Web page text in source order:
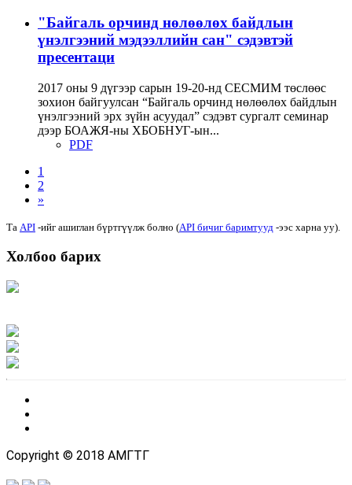
"Байгаль орчинд нөлөөлөх байдлын
үнэлгээний мэдээллийн сан" сэдэвтэй
пресентаци
2017 оны 9 дүгээр сарын 19-20-нд СЕСМИМ төслөөс
зохион байгуулсан “Байгаль орчинд нөлөөлөх байдлын
үнэлгээний эрх зүйн асуудал” сэдэвт сургалт семинар
дээр БОАЖЯ-ны ХБОБНУГ-ын...
PDF
1
2
»
Та API -ийг ашиглан бүртгүүлж болно (API бичиг баримтууд -ээс харна уу).
Холбоо барих
Copyright © 2018 АМГТГ